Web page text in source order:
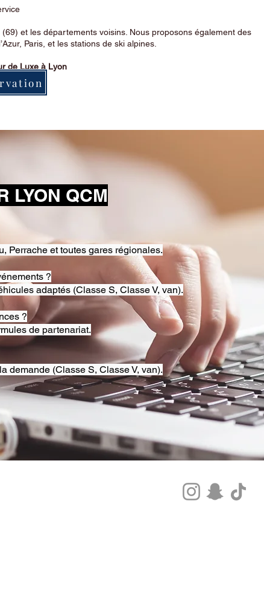
et les départements voisins. Nous proposons également des
Paris, et les stations de ski alpines.
de Luxe à Lyon
LYON QCM
Perrache et toutes gares régionales.
?
adaptés (Classe S, Classe V, van).
?
de partenariat.
demande (Classe S, Classe V, van).